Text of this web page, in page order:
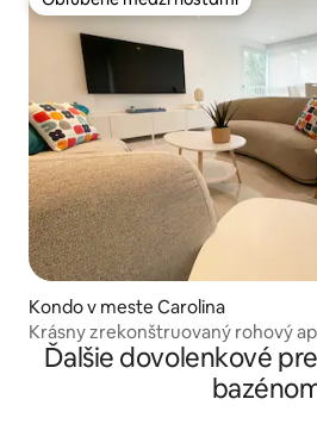
Obľúbené medzi hosťami
Kondo v meste Carolina
Krásny zrekonštruovaný rohový
Ďalšie dovolenkové